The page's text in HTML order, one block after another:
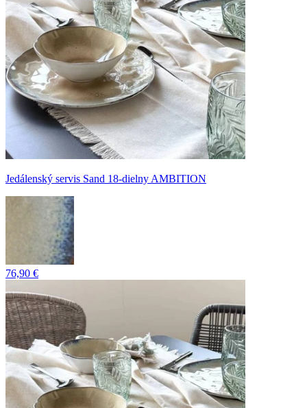
Jedálenský servis Sand 18-dielny AMBITION
76,90 €